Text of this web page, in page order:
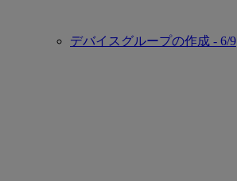
デバイスグループの作成 - 6/9